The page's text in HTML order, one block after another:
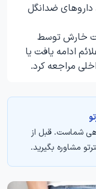
داروهای ضدانگل
خارش توسط
ادامه یافت یا
مراجعه کرد.
شماست. قبل از
مشاوره بگیرید.